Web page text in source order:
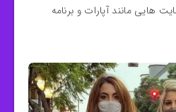
هایی مانند آپارات و برنامه